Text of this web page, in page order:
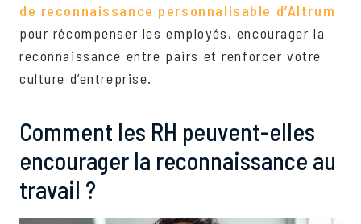
de reconnaissance personnalisable d’Altrum
pour récompenser les employés, encourager la
reconnaissance entre pairs et renforcer votre
culture d’entreprise.
Comment les RH peuvent-elles
encourager la reconnaissance au
travail ?